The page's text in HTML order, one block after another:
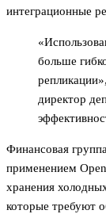
интеграционные
больше
директор
Финансовая
применением
хранения
которые требуют